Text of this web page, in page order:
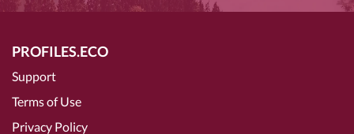
PROFILES.ECO
Support
Terms of Use
Privacy Policy